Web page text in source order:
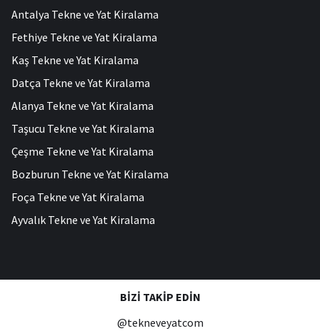
Antalya Tekne ve Yat Kiralama
Fethiye Tekne ve Yat Kiralama
Kaş Tekne ve Yat Kiralama
Datça Tekne ve Yat Kiralama
Alanya Tekne ve Yat Kiralama
Taşucu Tekne ve Yat Kiralama
Çeşme Tekne ve Yat Kiralama
Bozburun Tekne ve Yat Kiralama
Foça Tekne ve Yat Kiralama
Ayvalık Tekne ve Yat Kiralama
BIZI TAKIP EDIN
@tekneveyatcom